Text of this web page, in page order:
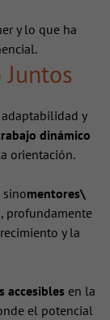
y lo que ha
y
dinámico
orientación.
sinomentores\
profundamente
y la
accesiblesen la
el potencial